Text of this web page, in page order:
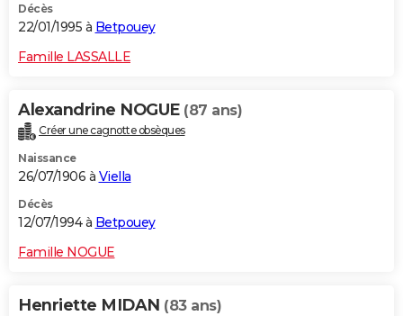
Décès
22/01/1995 à Betpouey
Famille LASSALLE
Alexandrine NOGUE (87 ans)
Créer une cagnotte obsèques
Naissance
26/07/1906 à Viella
Décès
12/07/1994 à Betpouey
Famille NOGUE
Henriette MIDAN (83 ans)